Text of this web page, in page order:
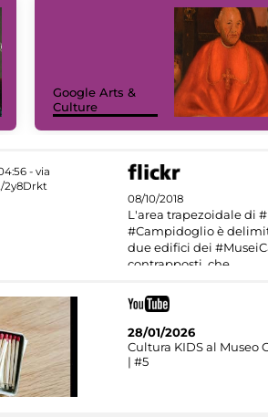
Google Arts &
Culture
08/10/2018
L'area trapezoidale di
#Campidoglio è
due edifici dei
contrapposti, che
28/01/2026
Cultura KIDS al Museo
| #5